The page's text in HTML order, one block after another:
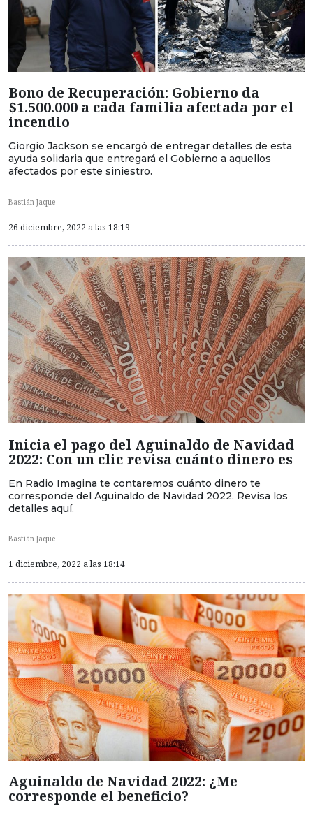
Bono de Recuperación: Gobierno da
$1.500.000 a cada familia afectada por el
incendio
Giorgio Jackson se encargó de entregar detalles de esta
ayuda solidaria que entregará el Gobierno a aquellos
afectados por este siniestro.
Bastián Jaque
26 diciembre, 2022 a las 18:19
Inicia el pago del Aguinaldo de Navidad
2022: Con un clic revisa cuánto dinero es
En Radio Imagina te contaremos cuánto dinero te
corresponde del Aguinaldo de Navidad 2022. Revisa los
detalles aquí.
Bastián Jaque
1 diciembre, 2022 a las 18:14
Aguinaldo de Navidad 2022: ¿Me
corresponde el beneficio?